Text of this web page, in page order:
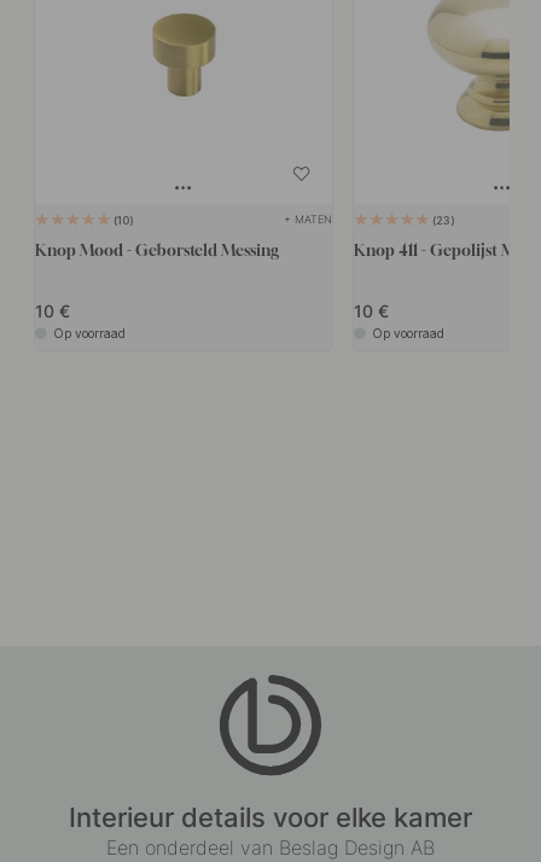
10 + MATEN
Knop Mood - Geborsteld Messing
10
Op voorraad
23
Knop 411 - Gepolijst
10
Op voorraad
Interieur details voor elke kamer
Een onderdeel van Beslag Design AB